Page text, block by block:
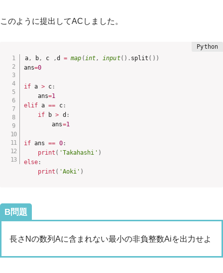
このように提出してACしました。
a, b, c ,d = map (int, input( ) . split ( ) )
ans=0
if a > c :
    ans
=1
elif a == c:
if b > d :
        ans
=1
if ans == 0:
print ( 'Takahashi' )
else:
print ( 'Aoki' )
B問題
長さNの数列Aに含まれない最小の非負整数Aiを出力せよ